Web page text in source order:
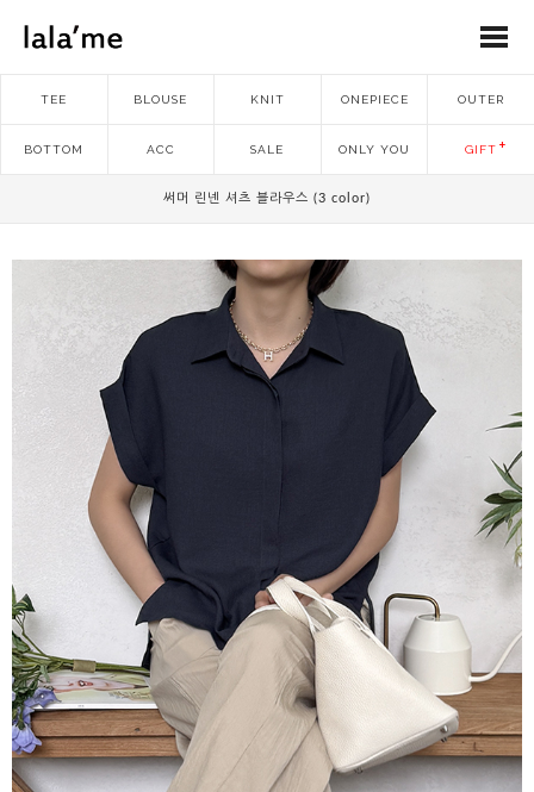
TEE BLOUSE KNIT ONEPIECE OUTER
BOTTOM ACC SALE ONLY YOU GIFT
써머 린넨 셔츠 블라우스 (3 color)